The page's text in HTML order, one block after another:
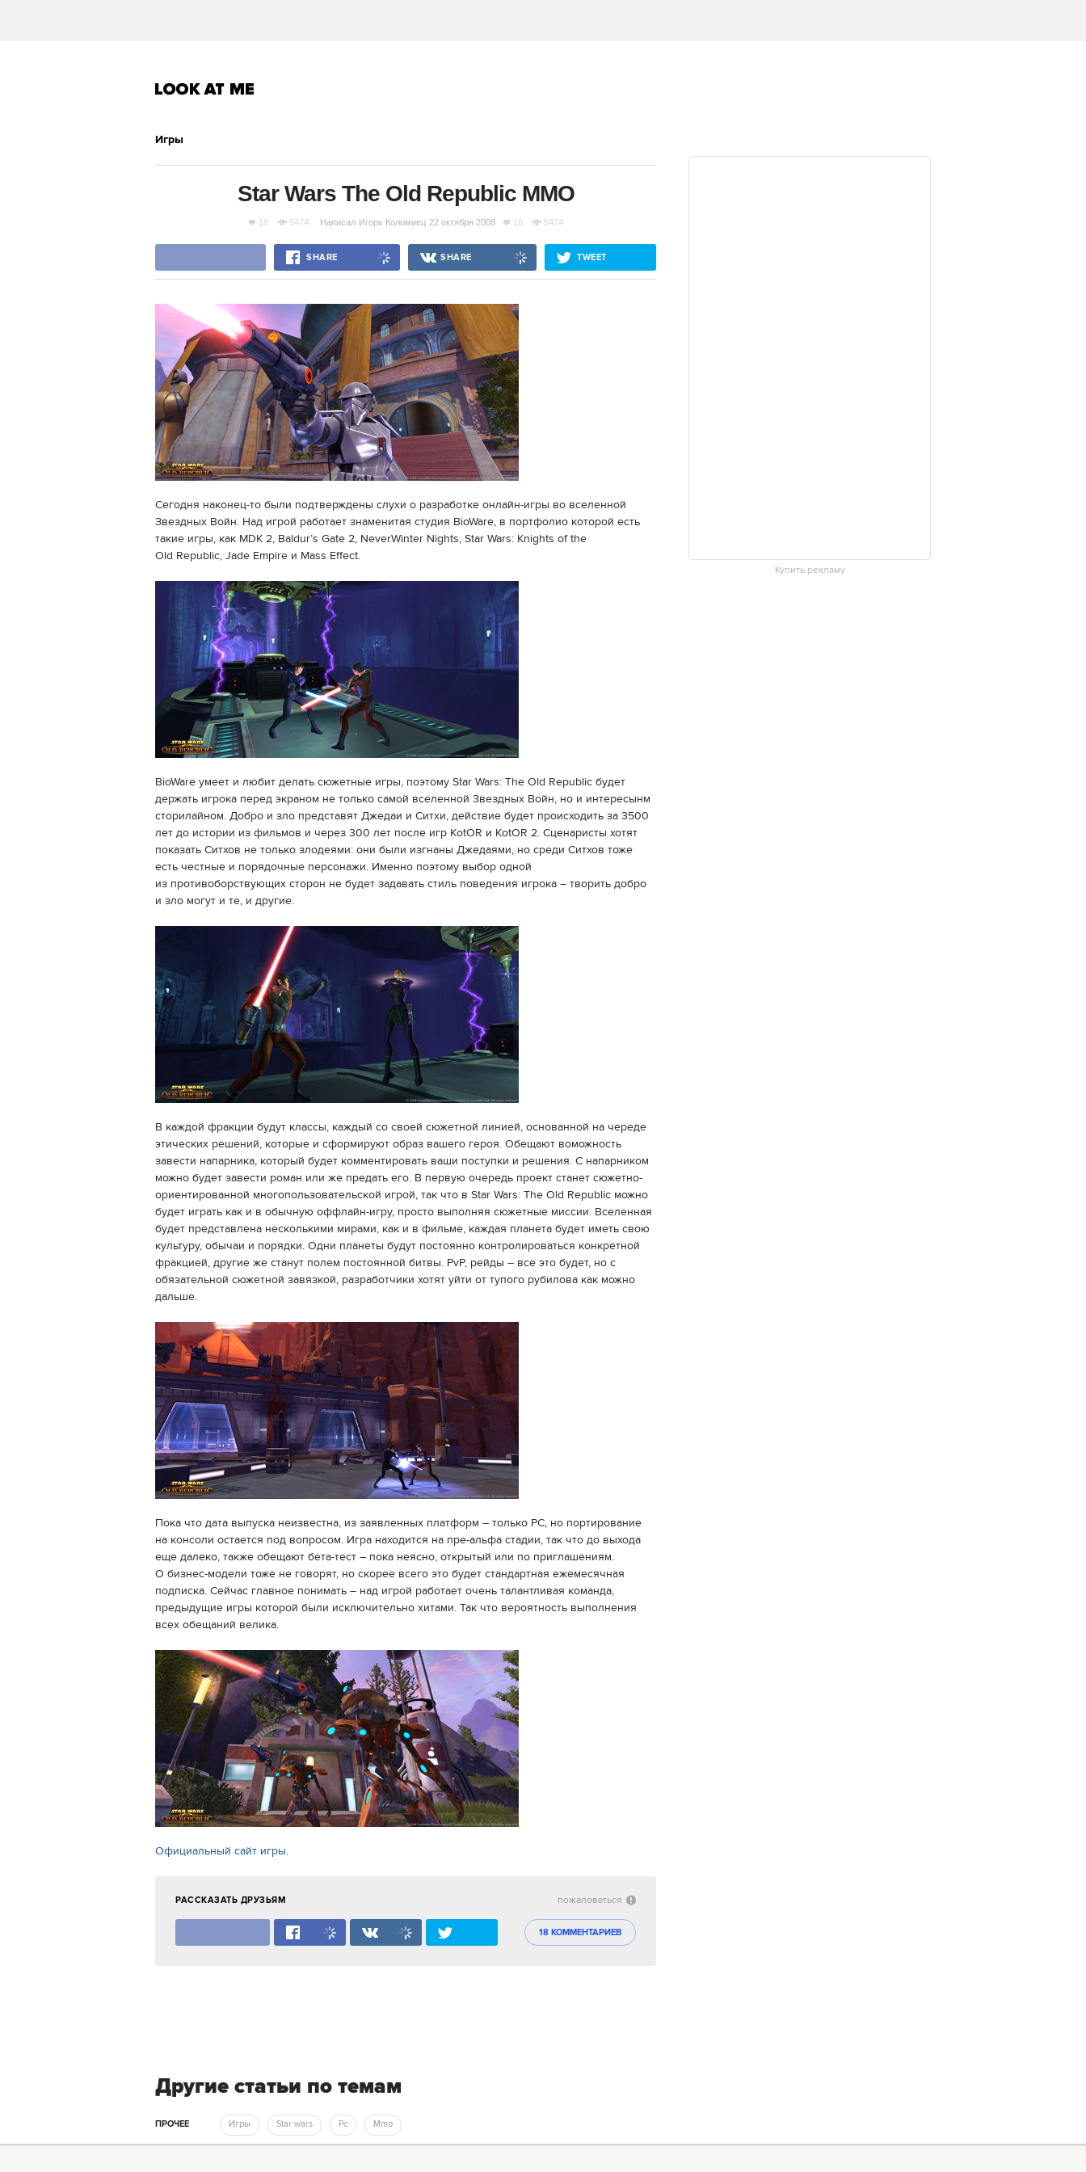
Игры
Star Wars The Old Republic MMO
18 5474 Написал Игорь Коломиец 22 октября 2008 18 5474
SHARE SHARE TWEET
Сегодня наконец-то были подтверждены слухи о разработке онлайн-игры во вселенной
Звездных Войн. Над игрой работает знаменитая студия BioWare, в портфолио которой есть
такие игры, как MDK 2, Baldur’s Gate 2, NeverWinter Nights, Star Wars: Knights of the
Old Republic, Jade Empire и Mass Effect.
BioWare умеет и любит делать сюжетные игры, поэтому Star Wars: The Old Republic будет
держать игрока перед экраном не только самой вселенной Звездных Войн, но и интересынм
сторилайном. Добро и зло представят Джедаи и Ситхи, действие будет происходить за 3500
лет до истории из фильмов и через 300 лет после игр KotOR и KotOR 2. Сценаристы хотят
показать Ситхов не только злодеями: они были изгнаны Джедаями, но среди Ситхов тоже
есть честные и порядочные персонажи. Именно поэтому выбор одной
из противоборствующих сторон не будет задавать стиль поведения игрока – творить добро
и зло могут и те, и другие.
В каждой фракции будут классы, каждый со своей сюжетной линией, основанной на череде
этических решений, которые и сформируют образ вашего героя. Обещают воможность
завести напарника, который будет комментировать ваши поступки и решения. С напарником
можно будет завести роман или же предать его. В первую очередь проект станет сюжетно-
ориентированной многопользовательской игрой, так что в Star Wars: The Old Republic можно
будет играть как и в обычную оффлайн-игру, просто выполняя сюжетные миссии. Вселенная
будет представлена несколькими мирами, как и в фильме, каждая планета будет иметь свою
культуру, обычаи и порядки. Одни планеты будут постоянно контролироваться конкретной
фракцией, другие же станут полем постоянной битвы. PvP, рейды – все это будет, но с
обязательной сюжетной завязкой, разработчики хотят уйти от тупого рубилова как можно
дальше.
Пока что дата выпуска неизвестна, из заявленных платформ – только PC, но портирование
на консоли остается под вопросом. Игра находится на пре-альфа стадии, так что до выхода
еще далеко, также обещают бета-тест – пока неясно, открытый или по приглашениям.
О бизнес-модели тоже не говорят, но скорее всего это будет стандартная ежемесячная
подписка. Сейчас главное понимать – над игрой работает очень талантливая команда,
предыдущие игры которой были исключительно хитами. Так что вероятность выполнения
всех обещаний велика.
Официальный сайт игры.
РАССКАЗАТЬ ДРУЗЬЯМ
18 КОММЕНТАРИЕВ
пожаловаться
Купить рекламу
Другие статьи по темам
ПРОЧЕЕ Игры Star wars Pc Mmo